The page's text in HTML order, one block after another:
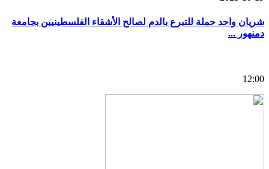
شريان واحد حملة للتبرع بالدم لصالح الأشقاء الفلسطينيين بجامعة
دمنهور ...
12:00